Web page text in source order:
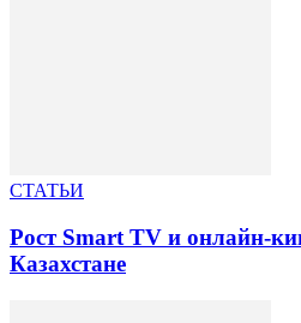
СТАТЬИ
Рост Smart TV и онлайн-
Казахстане